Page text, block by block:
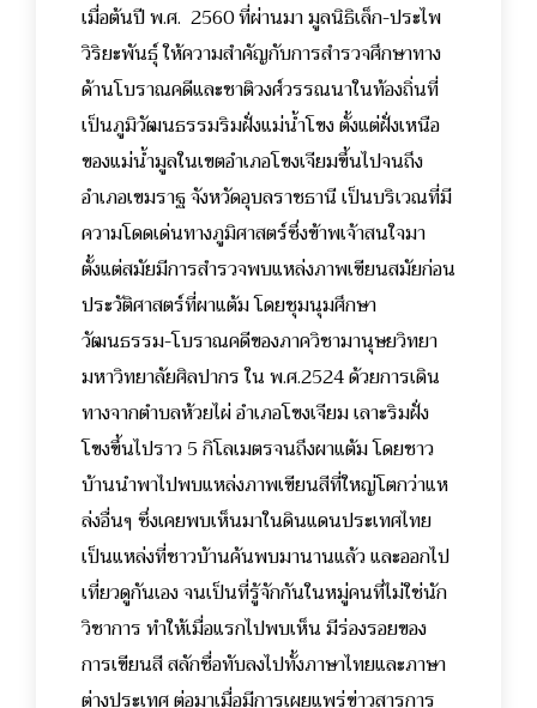
เมื่อต้นปี พ.ศ. 2560 ที่ผ่านมา มูลนิธิเล็ก-ประไพ
วิริยะพันธุ์ ให้ความสำคัญกับการสำรวจศึกษาทาง
ด้านโบราณคดีและชาติวงศ์วรรณนาในท้องถิ่นที่
เป็นภูมิวัฒนธรรมริมฝั่งแม่น้ำโขง ตั้งแต่ฝั่งเหนือ
ของแม่น้ำมูลในเขตอำเภอโขงเจียมขึ้นไปจนถึง
อำเภอเขมราฐ จังหวัดอุบลราชธานี เป็นบริเวณที่มี
ความโดดเด่นทางภูมิศาสตร์ซึ่งข้าพเจ้าสนใจมา
ตั้งแต่สมัยมีการสำรวจพบแหล่งภาพเขียนสมัยก่อน
ประวัติศาสตร์ที่ผาแต้ม โดยชุมนุมศึกษา
วัฒนธรรม-โบราณคดีของภาควิชามานุษยวิทยา
มหาวิทยาลัยศิลปากร ใน พ.ศ.2524 ด้วยการเดิน
ทางจากตำบลห้วยไผ่ อำเภอโขงเจียม เลาะริมฝั่ง
โขงขึ้นไปราว 5 กิโลเมตรจนถึงผาแต้ม โดยชาว
บ้านนำพาไปพบแหล่งภาพเขียนสีที่ใหญ่โตกว่าแห
ล่งอื่นๆ ซึ่งเคยพบเห็นมาในดินแดนประเทศไทย
เป็นแหล่งที่ชาวบ้านค้นพบมานานแล้ว และออกไป
เที่ยวดูกันเอง จนเป็นที่รู้จักกันในหมู่คนที่ไม่ใช่นัก
วิชาการ ทำให้เมื่อแรกไปพบเห็น มีร่องรอยของ
การเขียนสี สลักชื่อทับลงไปทั้งภาษาไทยและภาษา